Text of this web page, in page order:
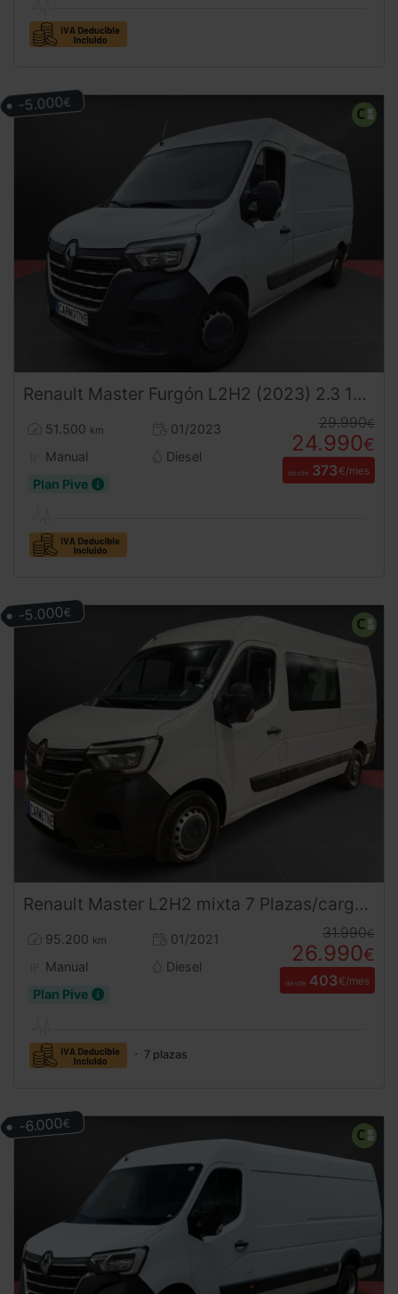
Renault Master Furgón L2H2 (2023) 2.3 135CV – Puerta Lateral Acristalada ¡Desde 380 € al mes!
51.500 km
01/2023
Manual
Diesel
Plan Pive
29.990€
24.990€
desde 373€/mes
-5.000€
Renault Master L2H2 mixta 7 Plazas/carga 2.3 dCi 135CV
95.200 km
01/2021
Manual
Diesel
Plan Pive
31.990€
26.990€
desde 403€/mes
7 plazas
-5.000€
-6.000€